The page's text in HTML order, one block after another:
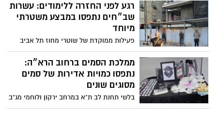
רגע לפני החזרה ללימודים: עשרות
שב״חים נתפסו במבצע משטרתי
מיוחד
פעילות ממוקדת של שוטרי מחוז תל אביב
בסיוע מתנדבי כיתות הכוננות ולוחמי מג"ב
הובילה למעצר 65 שב״חים ו-7 מעסיקים
ממלכת הסמים ברחוב הרא״ה:
נתפסו כמויות אדירות של סמים
מסוגים שונים
בלשי תחנת לב ת"א במרחב ירקון ולוחמי מג"ב
זרוע ת"א עצרו חשוד ברמת גן בחשד להחזקת